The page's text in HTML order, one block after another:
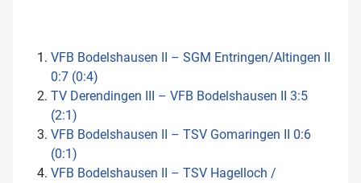
VFB Bodelshausen II – SGM Entringen/Altingen II
0:7 (0:4)
TV Derendingen III – VFB Bodelshausen II 3:5
(2:1)
VFB Bodelshausen II – TSV Gomaringen II 0:6
(0:1)
VFB Bodelshausen II – TSV Hagelloch /